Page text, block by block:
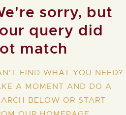
sorry, but
query did
match
FIND WHAT YOU NEED?
A MOMENT AND DO A
BELOW OR START